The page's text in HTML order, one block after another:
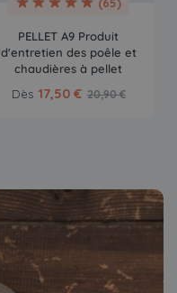
PELLET A9 Produit
d'entretien des poêle et
chaudières à pellet
Dès 17,50 € 20,90 €